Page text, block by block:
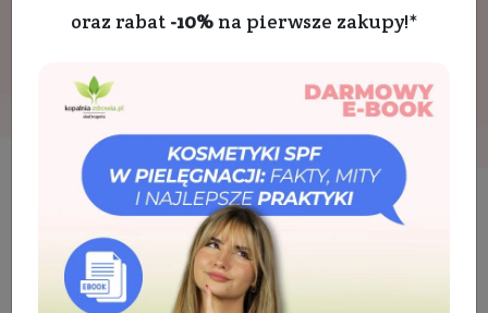
Kosmetyki Twarz
Serum do twarzy
Serum do cery wrażliwej
oraz rabat -10%na pierwsze zakupy!*